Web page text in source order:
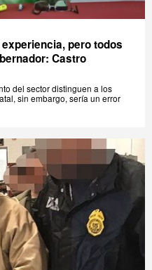
pero todos
Castro
del sector distinguen a los
sin embargo, sería un error